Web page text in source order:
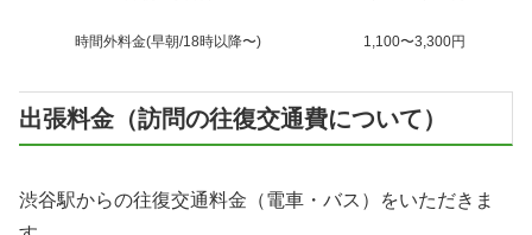
時間外料金(早朝/18時以降〜) 1,100〜3,300円
出張料金（訪問の往復交通費について）
渋谷駅からの往復交通料金（電車・バス）をいただきま